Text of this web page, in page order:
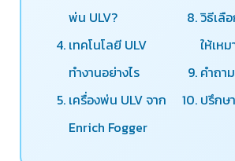
พ่น ULV?
เทคโนโลยี ULV
ทำงานอย่างไร
เครื่องพ่น ULV จาก
Enrich Fogger
วิธีเลื
ให้เห
คำถา
ปรึกษ